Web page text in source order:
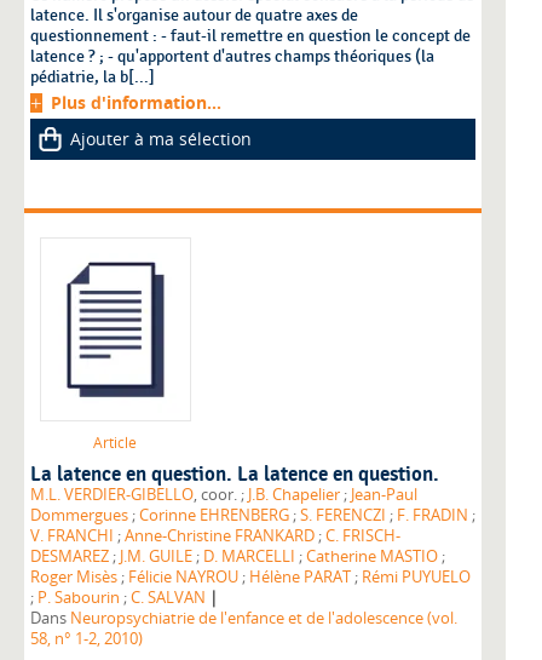
latence. Il s'organise autour de quatre axes de
questionnement : - faut-il remettre en question le concept de
latence ? ; - qu'apportent d'autres champs théoriques (la
pédiatrie, la b[...]
Plus d'information...
Ajouter à ma sélection
Article
La latence en question. La latence en question.
M.L. VERDIER-GIBELLO , coor. ;J.B. Chapelier;Jean-Paul
Dommergues;Corinne EHRENBERG;S. FERENCZI ; F. FRADIN ;
V. FRANCHI ;Anne-Christine FRANKARD;C. FRISCH-
DESMAREZ;J.M. GUILE; D. MARCELLI ;Catherine MASTIO;
Roger Misès; Félicie NAYROU; Hélène PARAT; Rémi PUYUELO
; P. Sabourin ;C. SALVAN |
Dans Neuropsychiatrie de l'enfance et de l'adolescence (vol.
58, n° 1-2, 2010)